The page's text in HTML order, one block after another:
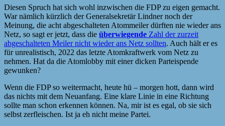
Diesen Spruch hat sich wohl inzwischen die FDP zu eigen gemacht.
War nämlich kürzlich der Generalsekretär Lindner noch der
Meinung, die acht abgeschalteten Atommeiler dürften nie wieder ans
Netz, so sagt er jetzt, dass die überwiegende Zahl der zurzeit
abgeschalteten Meiler nicht wieder ans Netz sollten. Auch hält er es
für unrealistisch, 2022 das letzte Atomkraftwerk vom Netz zu
nehmen. Hat da die Atomlobby mit einer dicken Parteispende
gewunken?
Wenn die FDP so weitermacht, heute hü – morgen hott, dann wird
das nichts mit dem Neuanfang. Eine klare Linie in eine Richtung
sollte man schon erkennen können. Na, mir ist es egal, ob sie sich
selbst zerfleischen. Ist ja eh nicht meine Partei.